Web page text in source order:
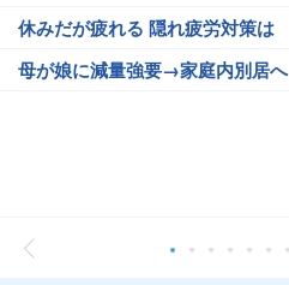
休みだが疲れる 隠れ疲労対策は
母が娘に減量強要→家庭内別居へ